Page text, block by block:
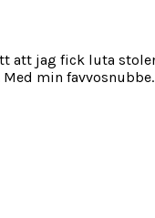
att jag fick luta
min